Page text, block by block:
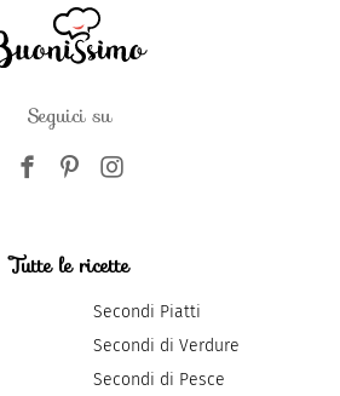
Seguici su
Tutte le ricette
Secondi Piatti
Secondi di Verdure
Secondi di Pesce